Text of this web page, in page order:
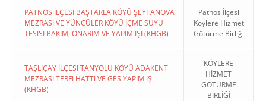
PATNOS İLÇESI BAŞTARLA KÖYÜ ŞEYTANOVA
MEZRASI VE YÜNCÜLER KÖYÜ İÇME SUYU
TESISI BAKIM, ONARIM VE YAPIM İŞI (KHGB)
Patnos İlçesi
Köylere Hizmet
Götürme Birliği
TAŞLIÇAY İLÇESI TANYOLU KÖYÜ ADAKENT
MEZRASI TERFI HATTI VE GES YAPIM İŞ
(KHGB)
KÖYLERE
HİZMET
GÖTÜRME
BİRLİĞİ